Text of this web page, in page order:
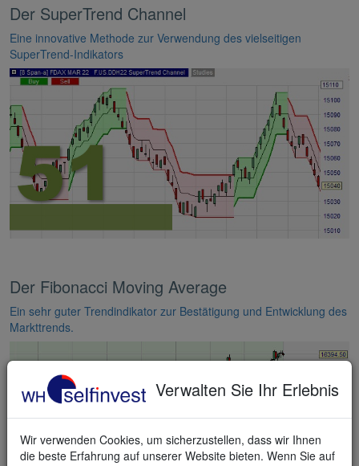
Der SuperTrend Channel
Eine innovative Methode zur Verwendung des vielseitigen
SuperTrend-Indikators
Der Fibonacci Moving Average
Ein sehr guter Trendindikator zur Bestätigung und Entwicklung des
Markttrends.
Verwalten Sie Ihr Erlebnis
Wir verwenden Cookies, um sicherzustellen, dass wir Ihnen
die beste Erfahrung auf unserer Website bieten. Wenn Sie auf